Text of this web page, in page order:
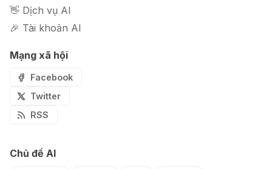
👋 Dịch vụ AI
🎉 Tài khoản AI
Mạng xã hội
Facebook
Twitter
RSS
Chủ đề AI